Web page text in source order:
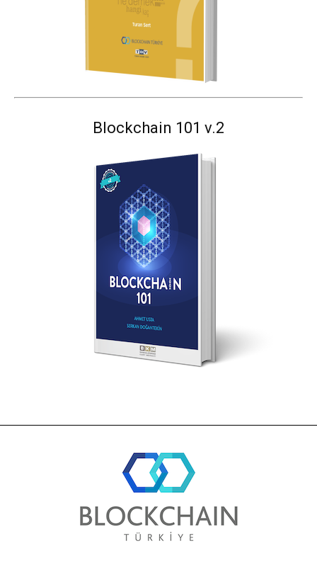
Blockchain 101 v.2